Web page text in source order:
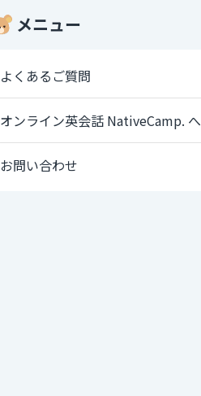
メニュー
よくあるご質問
オンライン英会話 NativeCamp. へ
お問い合わせ